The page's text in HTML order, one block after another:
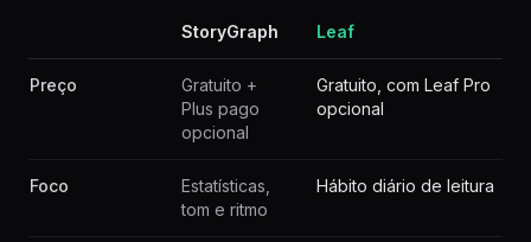
StoryGraph Leaf
Preço
Gratuito +
Plus pago
opcional
Gratuito, com Leaf Pro
opcional
Foco
Estatísticas,
tom e ritmo
Hábito diário de leitura